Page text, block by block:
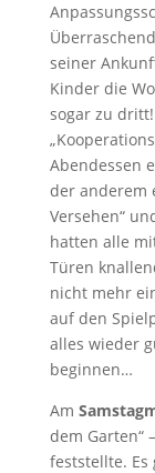
seiner
Kinder die
sogar zu
Abendessen
der anderem
Versehen“
hatten alle
Türen
nicht mehr
auf den
alles wieder
beginnen…
Am
dem Garten“
feststellte. Es